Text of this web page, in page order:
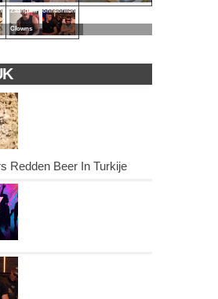
Zaandam Zonnebrillen
Clowns
Redden Beer In Turkije